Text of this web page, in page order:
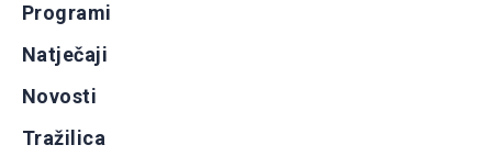
Programi
Natječaji
Novosti
Tražilica